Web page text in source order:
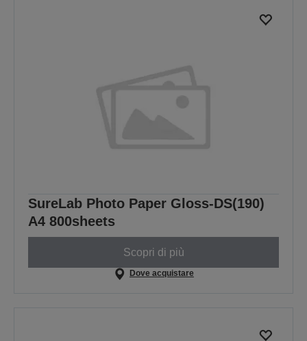
SureLab Photo Paper Gloss-DS(190)
A4 800sheets
Scopri di più
Dove acquistare